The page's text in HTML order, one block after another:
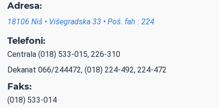
Adresa:
18106 Niš • Višegradska 33 • Poš. fah : 224
Telefoni:
Centrala (018) 533-015, 226-310
Dekanat 066/244472, (018) 224-492, 224-472
Faks:
(018) 533-014